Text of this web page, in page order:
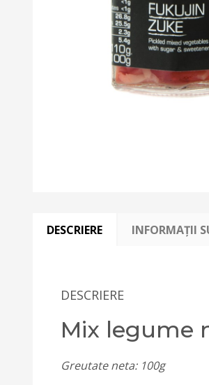
DESCRIERE INFORMAȚII
DESCRIERE
Mix legume
Greutate neta: 100g